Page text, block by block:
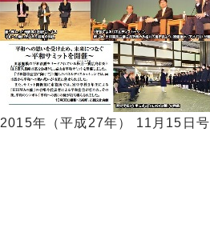
2015年（平成27年） 11月15日号